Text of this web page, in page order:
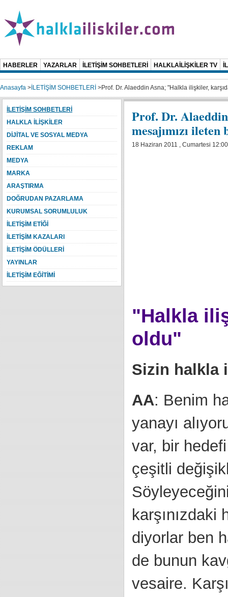
HABERLER YAZARLAR İLETİŞİM SOHBETLERİ HALKLAİLİŞKİLER TV
Anasayfa > İLETİŞİM SOHBETLERİ >Prof. Dr. Alaeddin Asna; "Halkla ilişkiler,
Prof. Dr.
mesajımızı
18 Haziran 2011 , Cumartesi 12:00
"Halkla
oldu"
Sizin halkla
AA: Benim
yanayı
var, bir
çeşitli
diyorlar ben
de bunun
vesaire.
İLETİŞİM SOHBETLERİ
HALKLA İLİŞKİLER
DİJİTAL VE SOSYAL MEDYA
REKLAM
MEDYA
MARKA
ARAŞTIRMA
DOĞRUDAN PAZARLAMA
KURUMSAL SORUMLULUK
İLETİŞİM ETİĞİ
İLETİŞİM KAZALARI
İLETİŞİM ÖDÜLLERİ
YAYINLAR
İLETİŞİM EĞİTİMİ